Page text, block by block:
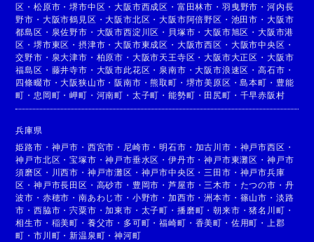
区 ・松原市 ・堺市中区 ・大阪市西成区 ・ 富田林市 ・ 羽曳野市 ・ 河内長
野市 ・ 大阪市鶴見区 ・大阪市北区 ・大阪市阿倍野区 ・ 池田市 ・ 大阪市
都島区 ・ 泉佐野市 ・ 大阪市西淀川区 ・ 貝塚市 ・大阪市旭区 ・大阪市港
区 ・堺市東区 ・摂津市 ・大阪市東成区 ・ 大阪市西区 ・ 大阪市中央区 ・
交野市 ・ 泉大津市 ・ 柏原市 ・ 大阪市天王寺区 ・大阪市大正区 ・ 大阪市
福島区 ・ 藤井寺市 ・ 大阪市此花区 ・ 泉南市 ・大阪市浪速区 ・高石市 ・
四條畷市 ・大阪狭山市 ・阪南市 ・熊取町 ・ 堺市美原区 ・島本町 ・ 豊能
町 ・ 忠岡町 ・岬町 ・ 河南町 ・ 太子町 ・能勢町 ・ 田尻町 ・ 千早赤阪村
兵庫県
姫路市 ・ 神戸市 ・ 西宮市 ・ 尼崎市 ・明石市 ・ 加古川市 ・ 神戸市西区 ・
神戸市北区 ・宝塚市 ・神戸市垂水区 ・伊丹市 ・神戸市東灘区 ・ 神戸市
須磨区 ・ 川西市 ・ 神戸市灘区 ・ 神戸市中央区 ・ 三田市 ・ 神戸市兵庫
区 ・神戸市長田区 ・ 高砂市 ・ 豊岡市 ・芦屋市 ・ 三木市 ・ たつの市 ・ 丹
波市 ・ 赤穂市 ・南あわじ市 ・ 小野市 ・加西市 ・洲本市 ・ 篠山市 ・ 淡路
市 ・西脇市 ・宍粟市 ・加東市 ・ 太子町 ・ 播磨町 ・朝来市 ・猪名川町 ・
相生市 ・ 稲美町 ・ 養父市 ・ 多可町 ・福崎町 ・ 香美町 ・ 佐用町 ・
上郡
町 ・市川町 ・新温泉町 ・神河町